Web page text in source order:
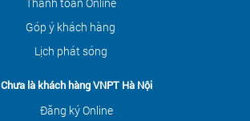
Góp ý khách hàng
Lịch phát sóng
Chưa là khách hàng VNPT Hà Nội
Đăng ký Online